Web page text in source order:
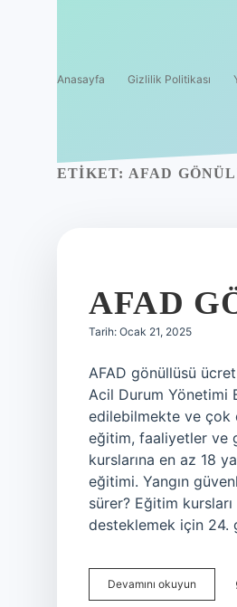
Anasayfa Gizlilik Politikası
ETIKET: AFAD
AFAD
Tarih: Ocak 21, 2025
AFAD gönüllüsü
Acil Durum Yönetimi
edilebilmekte ve çok
eğitim, faaliyetler ve
kurslarına en az 18
eğitimi. Yangın
sürer? Eğitim
desteklemek için
Devamını okuyun